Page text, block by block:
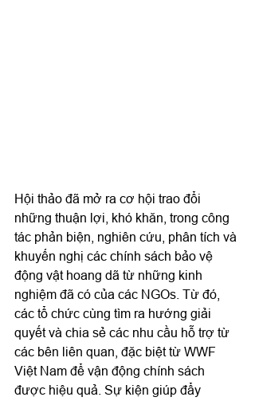
Hội thảo đã mở ra cơ hội trao đổi
những thuận lợi, khó khăn, trong công
tác phản biện, nghiên cứu, phân tích và
khuyến nghị các chính sách bảo vệ
động vật hoang dã từ những kinh
nghiệm đã có của các NGOs. Từ đó,
các tổ chức cùng tìm ra hướng giải
quyết và chia sẻ các nhu cầu hỗ trợ từ
các bên liên quan, đặc biệt từ WWF
Việt Nam để vận động chính sách
được hiệu quả. Sự kiện giúp đẩy